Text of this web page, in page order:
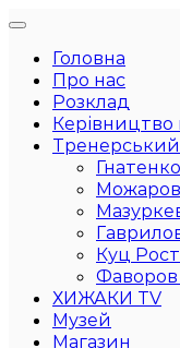
Головна
Про нас
Розклад
Керівництво
Куц
ХИЖАКИ TV
Музей
Магазин